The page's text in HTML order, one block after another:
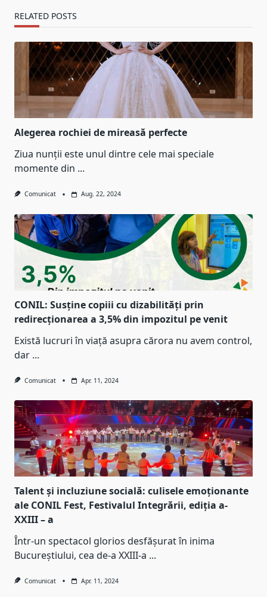
RELATED POSTS
Alegerea rochiei de mireasă perfecte
Ziua nunții este unul dintre cele mai speciale
momente din ...
Comunicat Aug. 22, 2024
CONIL: Susține copiii cu dizabilități prin
redirecționarea a 3,5% din impozitul pe venit
Există lucruri în viață asupra cărora nu avem control,
dar ...
Comunicat Apr. 11, 2024
Talent și incluziune socială: culisele emoționante
ale CONIL Fest, Festivalul Integrării, ediția a-
XXIII – a
Într-un spectacol glorios desfășurat în inima
Bucureștiului, cea de-a XXIII-a ...
Comunicat Apr. 11, 2024